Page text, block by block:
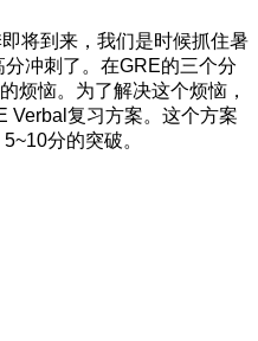
将到来，我们是时候抓住暑
冲刺了。在GRE的三个分
烦恼。为了解决这个烦恼，
Verbal复习方案。这个方案
分的突破。